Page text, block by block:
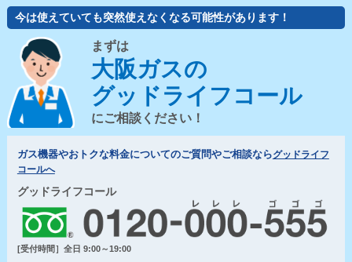
今は使えていても突然使えなくなる可能性があります！
まずは
大阪ガスの
グッドライフコール
にご相談ください！
ガス機器やおトクな料金についてのご質問やご相談ならグッドライフ
コールへ
グッドライフコール
[受付時間］全日 9:00～19:00